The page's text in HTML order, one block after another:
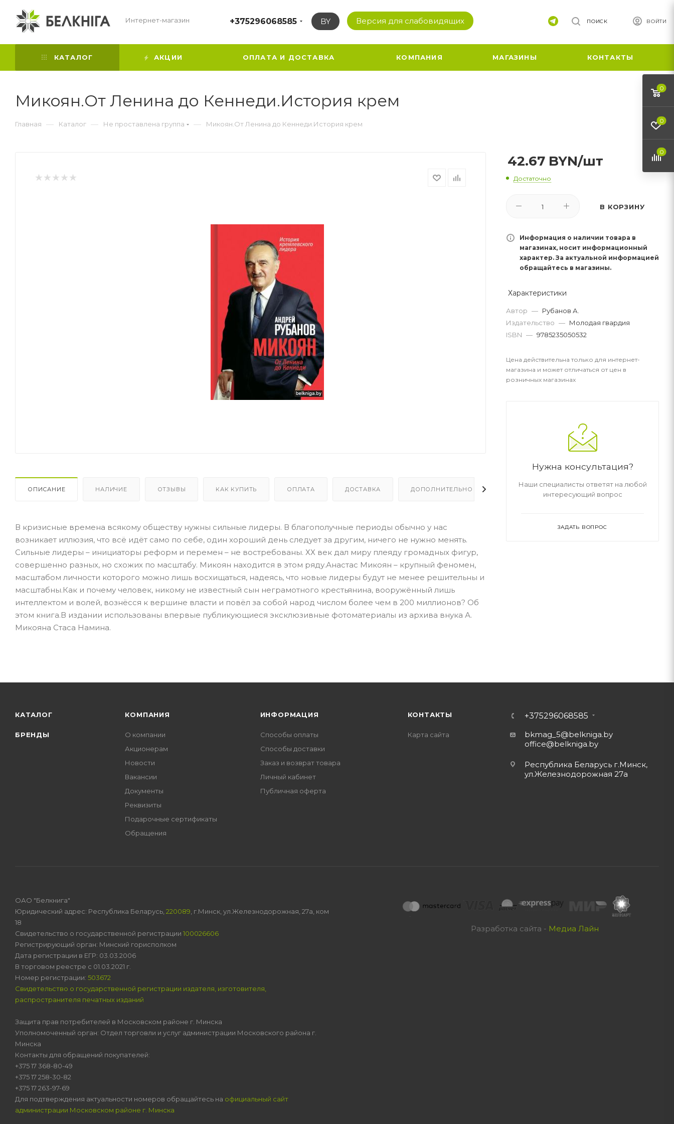
Интернет-магазин +375296068585 BY Версия для слабовидящих ВОЙТИ
ПОИСК
КАТАЛОГ АКЦИИ ОПЛАТА И ДОСТАВКА КОМПАНИЯ МАГАЗИНЫ КОНТАКТЫ
Микоян.От Ленина до Кеннеди.История крем
Главная — Каталог — Не проставлена группа — Микоян.От Ленина до Кеннеди.История крем
ОПИСАНИЕ НАЛИЧИЕ ОТЗЫВЫ КАК КУПИТЬ ОПЛАТА ДОСТАВКА ДОПОЛНИТЕЛЬНО
В кризисные времена всякому обществу нужны сильные лидеры. В благополучные периоды обычно у нас
возникает иллюзия, что всё идёт само по себе, один хороший день следует за другим, ничего не нужно менять.
Сильные лидеры – инициаторы реформ и перемен – не востребованы. ХХ век дал миру плеяду громадных фигур,
совершенно разных, но схожих по масштабу. Микоян находится в этом ряду.Анастас Микоян – крупный феномен,
масштабом личности которого можно лишь восхищаться, надеясь, что новые лидеры будут не менее решительны и
масштабны.Как и почему человек, никому не известный сын неграмотного крестьянина, вооружённый лишь
интеллектом и волей, вознёсся к вершине власти и повёл за собой народ числом более чем в 200 миллионов? Об
этом книга.В издании использованы впервые публикующиеся эксклюзивные фотоматериалы из архива внука А.
Микояна Стаса Намина.
42.67 BYN/шт
Достаточно
В КОРЗИНУ
Информация о наличии товара в
магазинах, носит информационный
характер. За актуальной информацией
обращайтесь в магазины.
Характеристики
Автор — Рубанов А.
Издательство — Молодая гвардия
ISBN — 9785235050532
Цена действительна только для интернет-
магазина и может отличаться от цен в
розничных магазинах
Нужна консультация?
Наши специалисты ответят на любой
интересующий вопрос
ЗАДАТЬ ВОПРОС
КАТАЛОГ
БРЕНДЫ
КОМПАНИЯ
О компании
Акционерам
Новости
Вакансии
Документы
Реквизиты
Подарочные сертификаты
Обращения
ИНФОРМАЦИЯ
Способы оплаты
Способы доставки
Заказ и возврат товара
Личный кабинет
Публичная оферта
КОНТАКТЫ
Карта сайта
+375296068585
bkmag_5@belkniga.by
office@belkniga.by
Республика Беларусь г.Минск,
ул.Железнодорожная 27а
Разработка сайта - Медиа Лайн
ОАО "Белкнига"
Юридический адрес: Республика Беларусь, 220089 , г.Минск, ул.Железнодорожная, 27а, ком
18
Свидетельство о государственной регистрации 100026606
Регистрирующий орган: Минский горисполком
Дата регистрации в ЕГР: 03.03.2006
В торговом реестре с 01.03.2021 г.
Номер регистрации: 503672
Свидетельство о государственной регистрации издателя, изготовителя,
распространителя печатных изданий
Защита прав потребителей в Московском районе г. Минска
Уполномоченный орган: Отдел торговли и услуг администрации Московского района г.
Минска
Контакты для обращений покупателей:
+375 17 368-80-49
+375 17 258-30-82
+375 17 263-97-69
Для подтверждения актуальности номеров обращайтесь на официальный сайт
администрации Московском районе г. Минска
0
0
0